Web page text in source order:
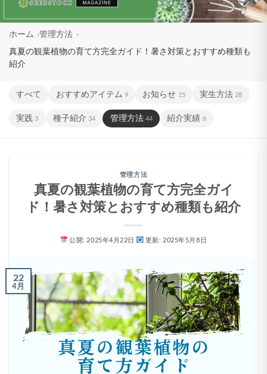
ホーム
管理方法
真夏の観葉植物の育て方完全ガイド！暑さ対策とおすすめ種類も
紹介
すべて おすすめアイテム 9 お知らせ 15 実生方法 28
実践 3 種子紹介 34 管理方法 44 紹介実績 6
管理方法
真夏の観葉植物の育て方完全ガイ
ド！暑さ対策とおすすめ種類も紹介
公開: 2025年4月22日 更新: 2025年5月8日
22
4月